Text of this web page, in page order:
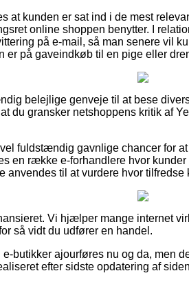
at kunden er sat ind i de mest
online shoppen benytter. I
på e-mail, så man senere vil
er på gaveindkøb til en pige eller
belejlige genveje til at bese
du gransker netshoppens kritik af
fuldstændig gavnlige chancer for
en række e-forhandlere hvor
anvendes til at vurdere hvor tilfredse
Vi hjælper mange internet
så vidt du udfører en handel.
butikker ajourføres nu og da, men
efter sidste opdatering af